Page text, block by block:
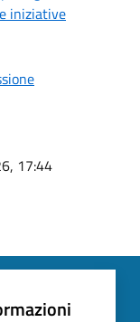
iniziative
17:44